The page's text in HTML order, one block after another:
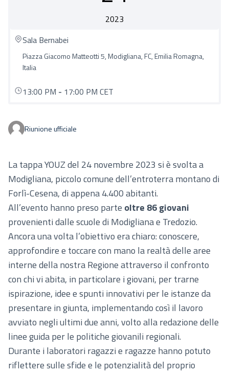
2023
Sala Bernabei
Piazza Giacomo Matteotti 5, Modigliana, FC, Emilia Romagna,
Italia
13:00 PM - 17:00 PM CET
Riunione ufficiale
La tappa YOUZ del 24 novembre 2023 si è svolta a
Modigliana, piccolo comune dell’entroterra montano di
Forlì-Cesena, di appena 4.400 abitanti.
All’evento hanno preso parte oltre 86 giovani
provenienti dalle scuole di Modigliana e Tredozio.
Ancora una volta l’obiettivo era chiaro: conoscere,
approfondire e toccare con mano la realtà delle aree
interne della nostra Regione attraverso il confronto
con chi vi abita, in particolare i giovani, per trarne
ispirazione, idee e spunti innovativi per le istanze da
presentare in giunta, implementando così il lavoro
avviato negli ultimi due anni, volto alla redazione delle
linee guida per le politiche giovanili regionali.
Durante i laboratori ragazzi e ragazze hanno potuto
riflettere sulle sfide e le potenzialità del proprio